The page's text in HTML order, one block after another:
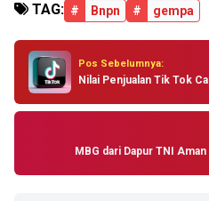
TAG: # Bnpn # gempa
Pos Sebelumnya:
Nilai Penjualan Tik Tok
MBG dari Dapur TNI